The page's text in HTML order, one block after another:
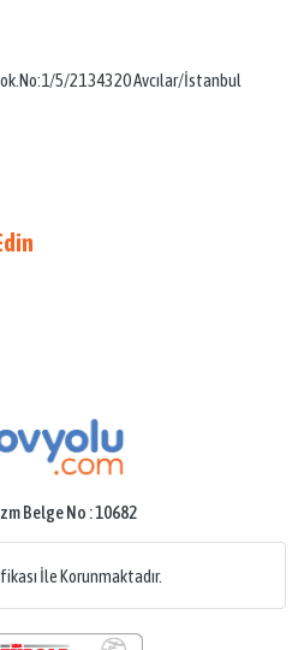
5/21 34320 Avcılar/İstanbul
Belge No : 10682
İle Korunmaktadır.